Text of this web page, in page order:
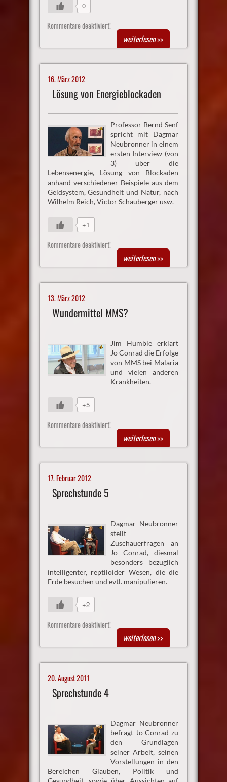
0
Kommentare deaktiviert!
weiterlesen>>
16. März 2012
Lösung von Energieblockaden
Professor Bernd Senf
spricht mit Dagmar
Neubronner in einem
ersten Interview (von
3) über die
Lebensenergie, Lösung von Blockaden
anhand verschiedener Beispiele aus dem
Geldsystem, Gesundheit und Natur, nach
Wilhelm Reich, Victor Schauberger usw.
+1
Kommentare deaktiviert!
weiterlesen>>
13. März 2012
Wundermittel MMS?
Jim Humble erklärt
Jo Conrad die Erfolge
von MMS bei Malaria
und vielen anderen
Krankheiten.
+5
Kommentare deaktiviert!
weiterlesen>>
17. Februar 2012
Sprechstunde 5
Dagmar Neubronner
stellt
Zuschauerfragen an
Jo Conrad, diesmal
besonders bezüglich
intelligenter, reptiloider Wesen, die die
Erde besuchen und evtl. manipulieren.
+2
Kommentare deaktiviert!
weiterlesen>>
20. August 2011
Sprechstunde 4
Dagmar Neubronner
befragt Jo Conrad zu
den Grundlagen
seiner Arbeit, seinen
Vorstellungen in den
Bereichen Glauben, Politik und